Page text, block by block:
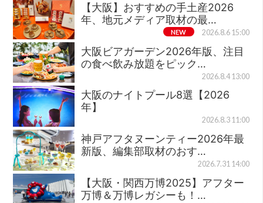
【大阪】おすすめの手土産2026
年、地元メディア取材の最…
NEW 2026.8.6 15:00
大阪ビアガーデン2026年版、注目
の食べ飲み放題をピック…
2026.8.4 13:00
大阪のナイトプール8選【2026
年】
2026.8.3 11:00
神戸アフタヌーンティー2026年最
新版、編集部取材のおす…
2026.7.31 14:00
【大阪・関西万博2025】アフター
万博＆万博レガシーも！…